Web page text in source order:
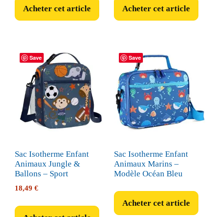
était :
est :
Acheter cet article Acheter cet article
Save
Sac Isotherme Enfant
Animaux Jungle &
Ballons – Sport
18,49 €
Save
Sac Isotherme Enfant
Animaux Marins –
Modèle Océan Bleu
Acheter cet article